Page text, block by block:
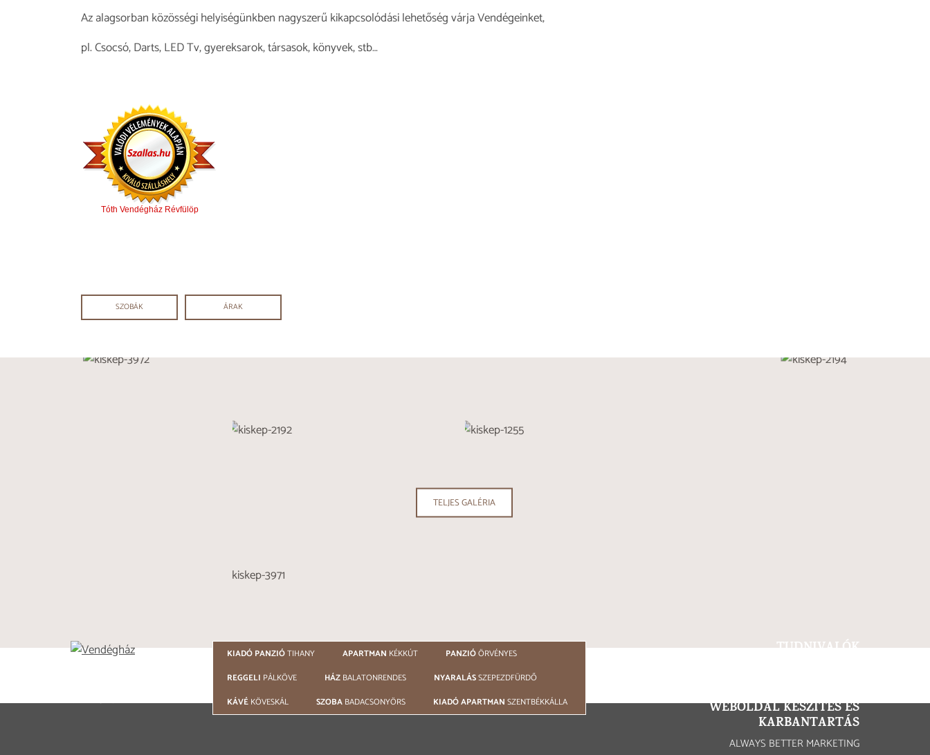
Az alagsorban közösségi helyiségünkben nagyszerű kikapcsolódási lehetőség várja Vendégeinket,
pl. Csocsó, Darts, LED Tv, gyereksarok, társasok, könyvek, stb…
Tóth Vendégház Révfülöp
SZOBÁK ÁRAK
TELJES GALÉRIA
VENDÉGHÁZ
KIADÓ PANZIÓTIHANY APARTMAN KÉKKÚT PANZIÓÖRVÉNYES
REGGELI PÁLKÖVE HÁZ BALATONRENDES NYARALÁSSZEPEZDFÜRDŐ
KÁVÉ KÖVESKÁL SZOBA BADACSONYÖRS KIADÓ APARTMAN SZENTBÉKKÁLLA
TUDNIVALÓK
WEBOLDAL KÉSZÍTÉS ÉS
KARBANTARTÁS
ALWAYS BETTER MARKETING